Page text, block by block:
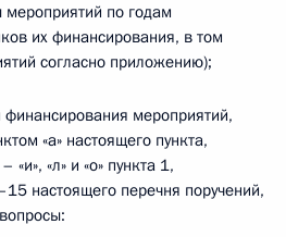
по годам
их финансирования, в том
согласно приложению);
финансирования мероприятий,
«а» настоящего пункта,
«и», «л» и «о» пункта 1,
настоящего перечня поручений,